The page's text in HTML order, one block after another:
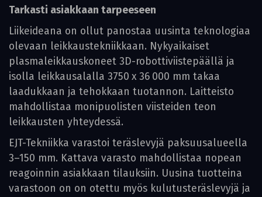
Tarkasti asiakkaan tarpeeseen
Liikeideana on ollut panostaa uusinta teknologiaa
olevaan leikkaustekniikkaan. Nykyaikaiset
plasmaleikkauskoneet 3D-robottiviistepäällä ja
isolla leikkausalalla 3750 x 36 000 mm takaa
laadukkaan ja tehokkaan tuotannon. Laitteisto
mahdollistaa monipuolisten viisteiden teon
leikkausten yhteydessä.
EJT-Tekniikka varastoi teräslevyjä paksuusalueella
3–150 mm. Kattava varasto mahdollistaa nopean
reagoinnin asiakkaan tilauksiin. Uusina tuotteina
varastoon on on otettu myös kulutusteräslevyjä ja